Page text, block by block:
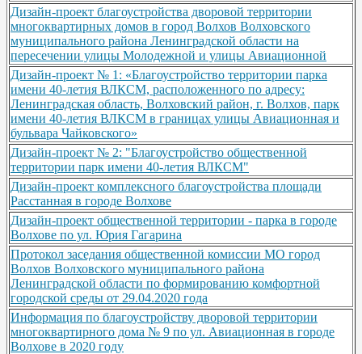
Дизайн-проект благоустройства дворовой территории
многоквартирных домов в город Волхов Волховского
муниципального района Ленинградской области на
пересечении улицы Молодежной и улицы Авиационной
Дизайн-проект № 1: «Благоустройство территории парка
имени 40-летия ВЛКСМ, расположенного по адресу:
Ленинградская область, Волховский район, г. Волхов, парк
имени 40-летия ВЛКСМ в границах улицы Авиационная и
бульвара Чайковского»
Дизайн-проект № 2: "Благоустройство общественной
территории парк имени 40-летия ВЛКСМ"
Дизайн-проект комплексного благоустройства площади
Расстанная в городе Волхове
Дизайн-проект общественной территории - парка в городе
Волхове по ул. Юрия Гагарина
Протокол заседания общественной комиссии МО город
Волхов Волховского муниципального района
Ленинградской области по формированию комфортной
городской среды от 29.04.2020 года
Информация по благоустройству дворовой территории
многоквартирного дома № 9 по ул. Авиационная в городе
Волхове в 2020 году